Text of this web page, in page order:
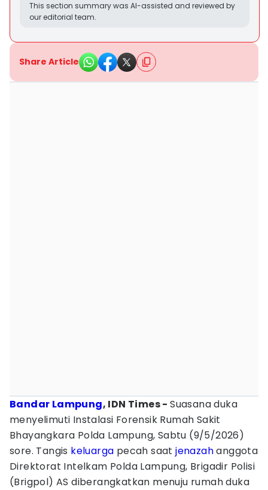
This section summary was AI-assisted and reviewed by
our editorial team.
Share Article
Bandar Lampung, IDN Times -Suasana duka
menyelimuti Instalasi Forensik Rumah Sakit
Bhayangkara Polda Lampung, Sabtu (9/5/2026)
sore. Tangis keluarga pecah saatjenazahanggota
Direktorat Intelkam Polda Lampung, Brigadir Polisi
(Brigpol) AS diberangkatkan menuju rumah duka